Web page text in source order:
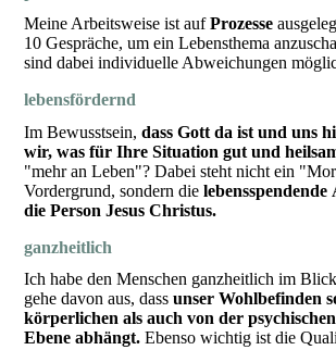
Meine Arbeitsweise ist aufProzesse
10 Gespräche, um ein Lebensthema
sind dabei individuelle Abweichungen
lebensfördernd
Im Bewusstsein, dass Gott da ist und uns
wir, was für Ihre Situation gut und
"mehr an Leben"? Dabei steht nicht ein
Vordergrund, sondern die
die Person Jesus Christus.
ganzheitlich
Ich habe den Menschen ganzheitlich im
gehe davon aus, dassunser Wohlbefinden
körperlichen als auch von der
Ebene abhängt. Ebenso wichtig ist die